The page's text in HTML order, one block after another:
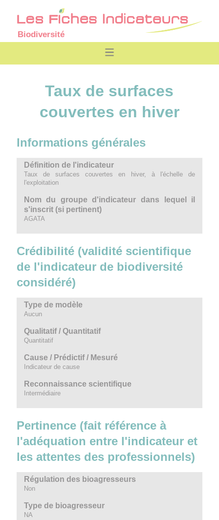
Biodiversité
Taux de surfaces
couvertes en hiver
Informations générales
Définition de l'indicateur
Taux de surfaces couvertes en hiver, à l'échelle de
l'exploitation
Nom du groupe d'indicateur dans lequel il
s'inscrit (si pertinent)
AGATA
Crédibilité (validité scientifique
de l'indicateur de biodiversité
considéré)
Type de modèle
Aucun
Qualitatif / Quantitatif
Quantitatif
Cause / Prédictif / Mesuré
Indicateur de cause
Reconnaissance scientifique
Intermédiaire
Pertinence (fait référence à
l'adéquation entre l'indicateur et
les attentes des professionnels)
Régulation des bioagresseurs
Non
Type de bioagresseur
NA